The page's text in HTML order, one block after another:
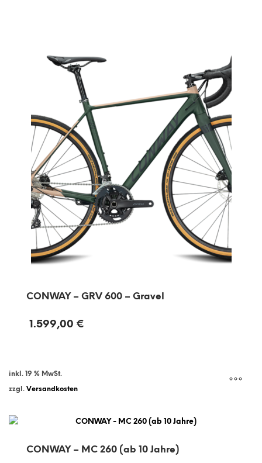
CONWAY – GRV 600 – Gravel
1.599,00 €
inkl. 19 % MwSt.
zzgl. Versandkosten
CONWAY – MC 260 (ab 10 Jahre)